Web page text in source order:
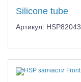
Silicone tube
Артикул: HSP82043